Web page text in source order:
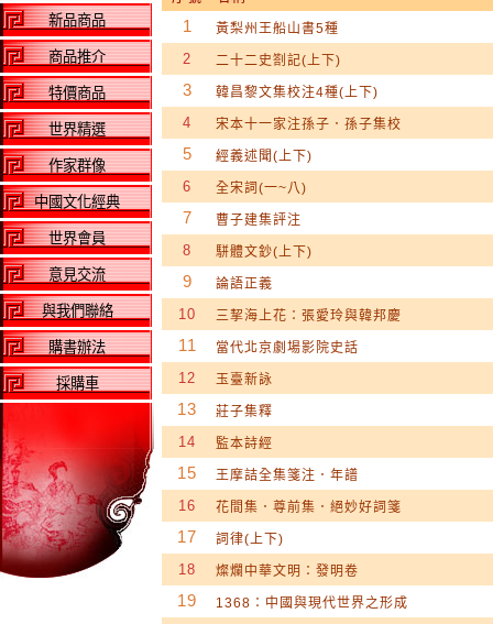
新品商品
商品推介
特價商品
世界精選
作家群像
中國文化經典
世界會員
意見交流
與我們聯絡
購書辦法
採購車
1 黃梨州王船山書5種
2 二十二史劄記(上下)
3 韓昌黎文集校注4種(上下)
4 宋本十一家注孫子．孫子集校
5 經義述聞(上下)
6 全宋詞(一~八)
7 曹子建集評注
8 駢體文鈔(上下)
9 論語正義
10 三挈海上花：張愛玲與韓邦慶
11 當代北京劇場影院史話
12 玉臺新詠
13 莊子集釋
14 監本詩經
15 王摩詰全集箋注．年譜
16 花間集．尊前集．絕妙好詞箋
17 詞律(上下)
18 燦爛中華文明：發明卷
19 1368：中國與現代世界之形成